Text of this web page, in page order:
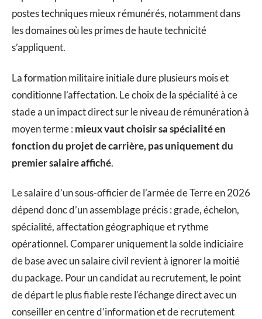
postes techniques mieux rémunérés, notamment dans
les domaines où les primes de haute technicité
s’appliquent.
La formation militaire initiale dure plusieurs mois et
conditionne l’affectation. Le choix de la spécialité à ce
stade a un impact direct sur le niveau de rémunération à
moyen terme : mieux vaut choisir sa spécialité en
fonction du projet de carrière, pas uniquement du
premier salaire affiché.
Le salaire d’un sous-officier de l’armée de Terre en 2026
dépend donc d’un assemblage précis : grade, échelon,
spécialité, affectation géographique et rythme
opérationnel. Comparer uniquement la solde indiciaire
de base avec un salaire civil revient à ignorer la moitié
du package. Pour un candidat au recrutement, le point
de départ le plus fiable reste l’échange direct avec un
conseiller en centre d’information et de recrutement